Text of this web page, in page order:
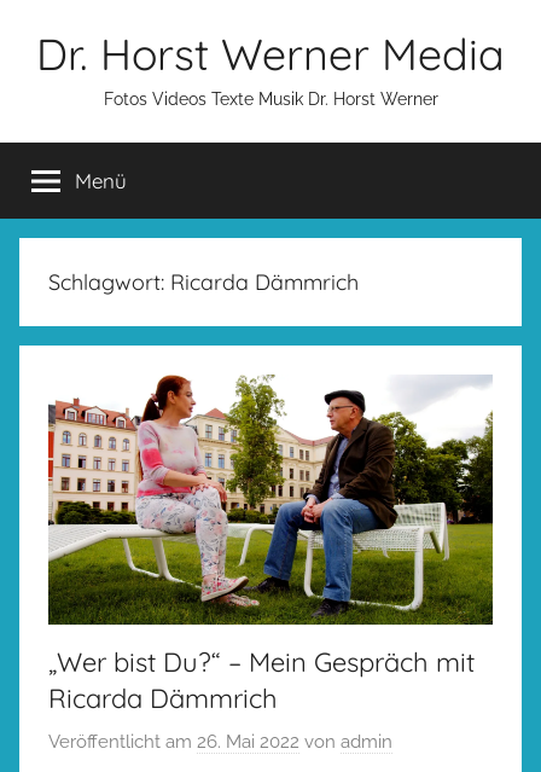
InhaltDr. Horst Werner Media
Fotos Videos Texte Musik Dr. Horst Werner
Menü
Schlagwort: Ricarda Dämmrich
„Wer bist Du?“ – Mein Gespräch mit
Ricarda Dämmrich
Veröffentlicht am 26. Mai 2022 von admin